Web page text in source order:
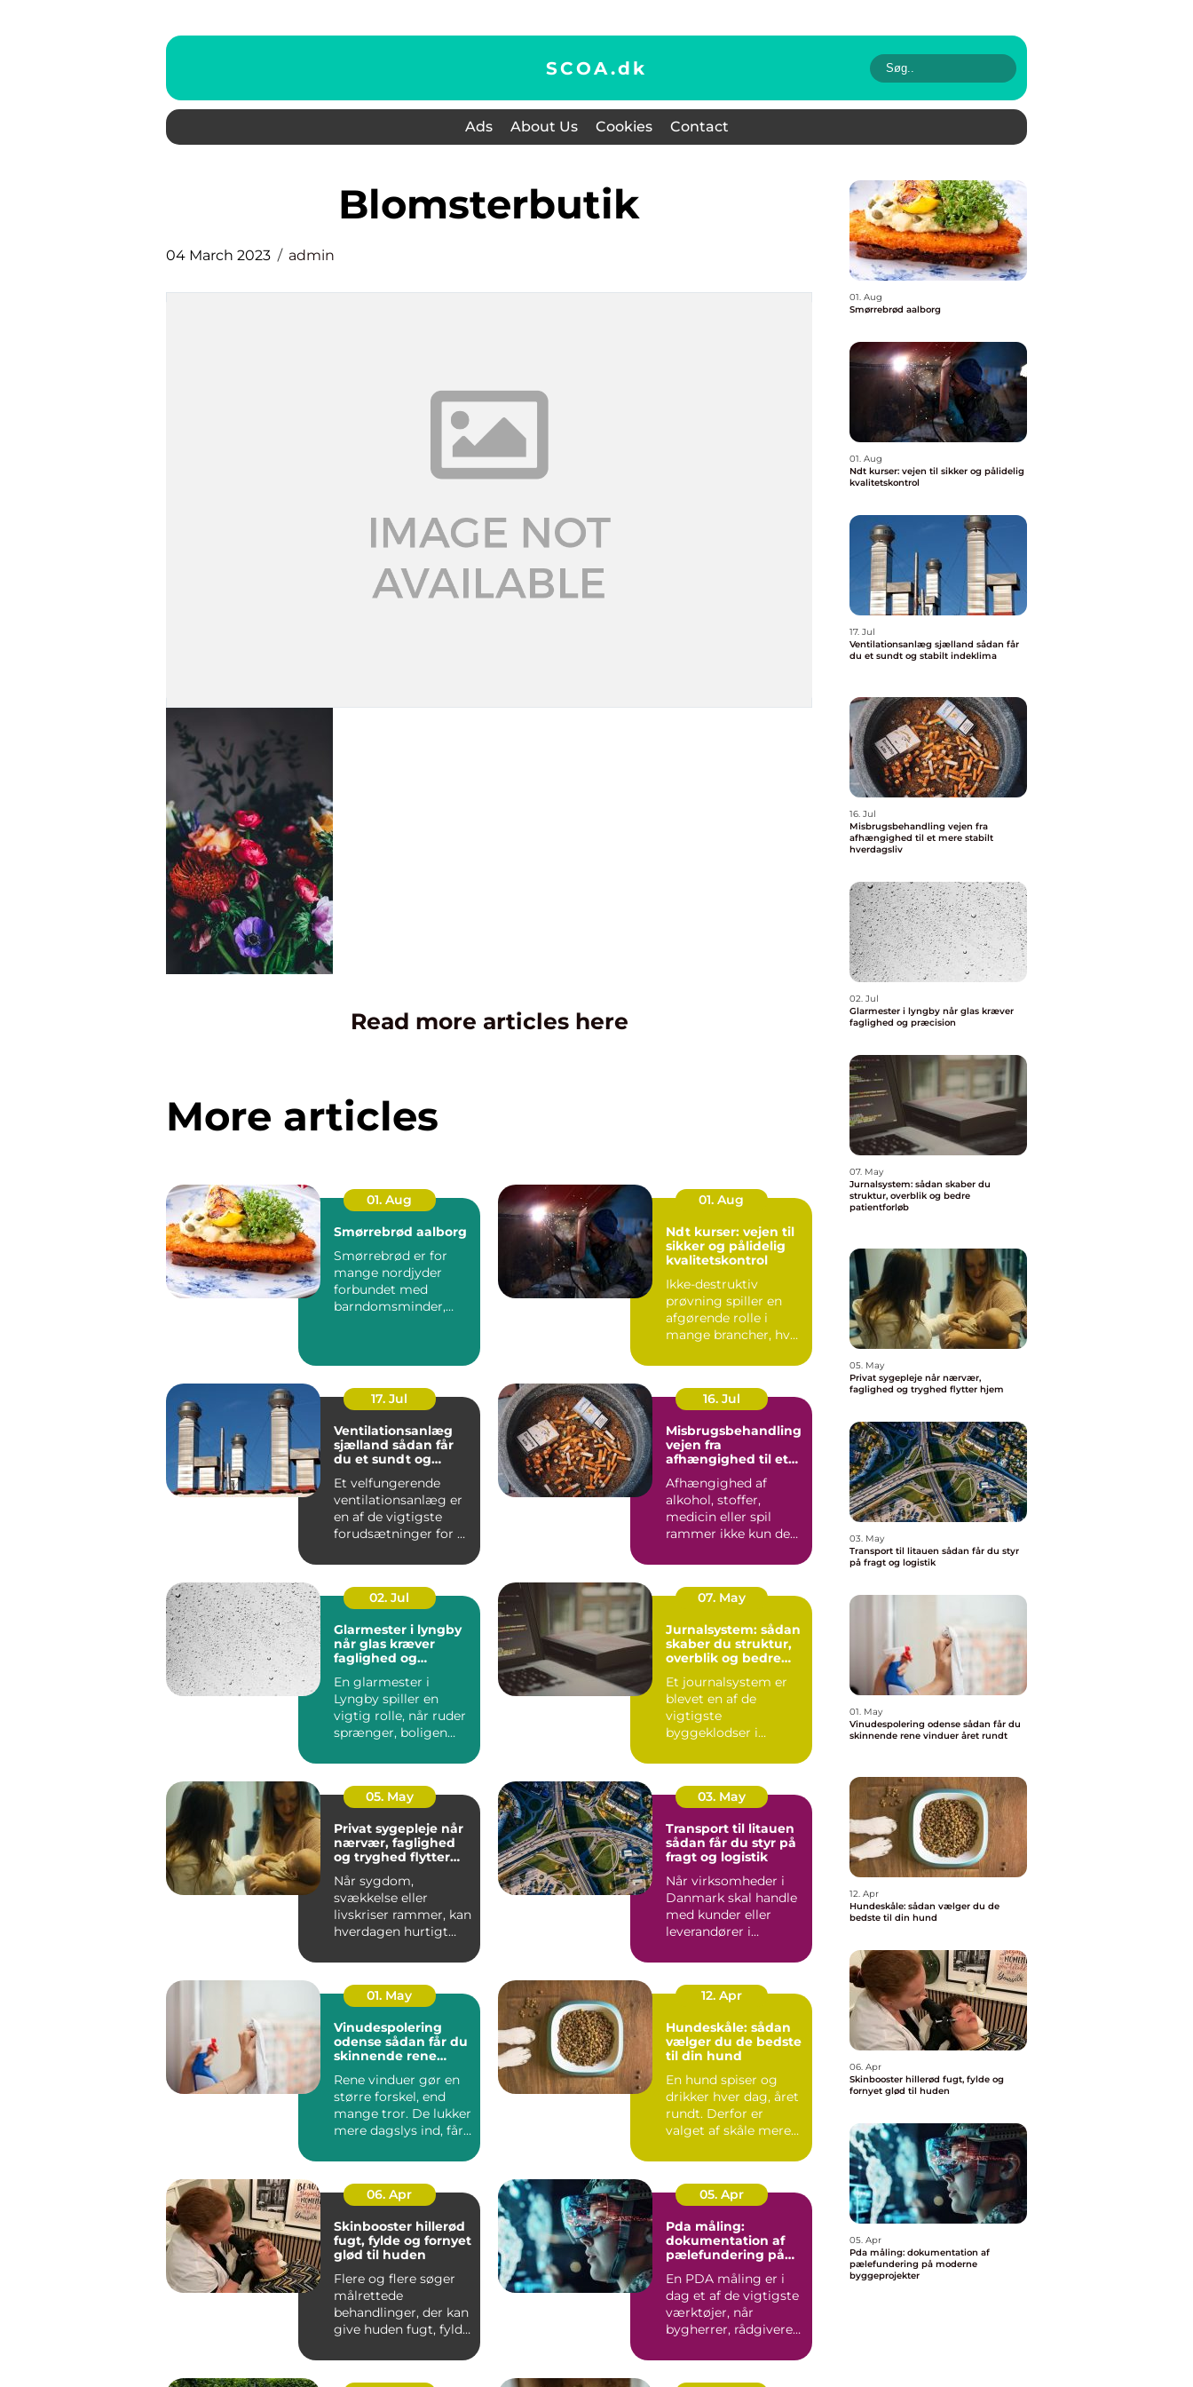
SCOA.dk
Ads About Us Cookies Contact
blomsterbutik
04 March 2023 admin
Read more articles here
More articles
01. Aug
Smørrebrød aalborg
Smørrebrød er for
mange nordjyder
forbundet med
barndomsminder,
01. Aug
Ndt kurser: vejen til
sikker og pålidelig
kvalitetskontrol
Ikke-destruktiv
prøvning spiller en
afgørende rolle i
mange brancher, hvor
d...
17. Jul
Ventilationsanlæg
sjælland sådan får
du et sundt og
Et velfungerende
ventilationsanlæg er
en af de vigtigste
forudsætninger for et
16. Jul
Misbrugsbehandling
vejen fra
afhængighed til et
hverdagsliv
Afhængighed af
alkohol, stoffer,
medicin eller spil
rammer ikke kun den
arbe...
02. Jul
Glarmester i lyngby
når glas kræver
faglighed og
En glarmester i
Lyngby spiller en
vigtig rolle, når ruder
sprænger, boligen
el...
07. May
Jurnalsystem: sådan
skaber du struktur,
overblik og bedre
Et journalsystem er
blevet en af de
vigtigste
byggeklodser i
sundhedsvæsen. Når
læger, klini...
05. May
Privat sygepleje når
nærvær, faglighed
og tryghed flytter
Når sygdom,
svækkelse eller
livskriser rammer, kan
hverdagen hurtigt
Mange oplev...
03. May
Transport til litauen
sådan får du styr på
fragt og logistik
Når virksomheder i
Danmark skal handle
med kunder eller
leverandører i
transport t...
01. May
Vinudespolering
odense sådan får du
skinnende rene
Rene vinduer gør en
større forskel, end
mange tror. De lukker
mere dagslys ind, får
12. Apr
Hundeskåle: sådan
vælger du de bedste
til din hund
En hund spiser og
drikker hver dag, året
rundt. Derfor er
valget af skåle mere
06. Apr
Skinbooster hillerød
fugt, fylde og fornyet
glød til huden
Flere og flere søger
målrettede
behandlinger, der kan
give huden fugt, fylde
ændre a...
05. Apr
Pda måling:
dokumentation af
pælefundering på
byggeprojekter
En PDA måling er i
dag et af de vigtigste
værktøjer, når
bygherrer, rådgivere
s...
01. Aug
Smørrebrød aalborg
01. Aug
Ndt kurser: vejen til sikker og pålidelig
kvalitetskontrol
17. Jul
Ventilationsanlæg sjælland sådan får
du et sundt og stabilt indeklima
16. Jul
Misbrugsbehandling vejen fra
afhængighed til et mere stabilt
hverdagsliv
02. Jul
Glarmester i lyngby når glas kræver
faglighed og præcision
07. May
Jurnalsystem: sådan skaber du
struktur, overblik og bedre
patientforløb
05. May
Privat sygepleje når nærvær,
faglighed og tryghed flytter hjem
03. May
Transport til litauen sådan får du styr
på fragt og logistik
01. May
Vinudespolering odense sådan får du
skinnende rene vinduer året rundt
12. Apr
Hundeskåle: sådan vælger du de
bedste til din hund
06. Apr
Skinbooster hillerød fugt, fylde og
fornyet glød til huden
05. Apr
Pda måling: dokumentation af
pælefundering på moderne
byggeprojekter